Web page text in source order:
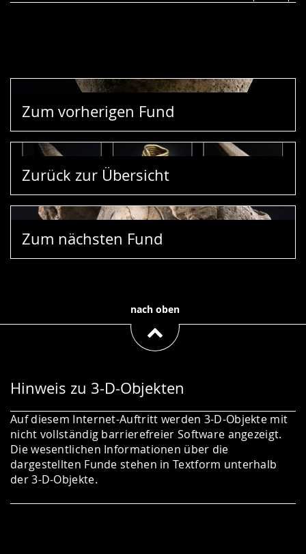
Zum vorherigen Fund
Zurück zur Übersicht
Zum nächsten Fund
nach oben
Hinweis zu 3-D-Objekten
Auf diesem Internet-Auftritt werden 3-D-Objekte mit
nicht vollständig barrierefreier Software angezeigt.
Die wesentlichen Informationen über die
dargestellten Funde stehen in Textform unterhalb
der 3-D-Objekte.